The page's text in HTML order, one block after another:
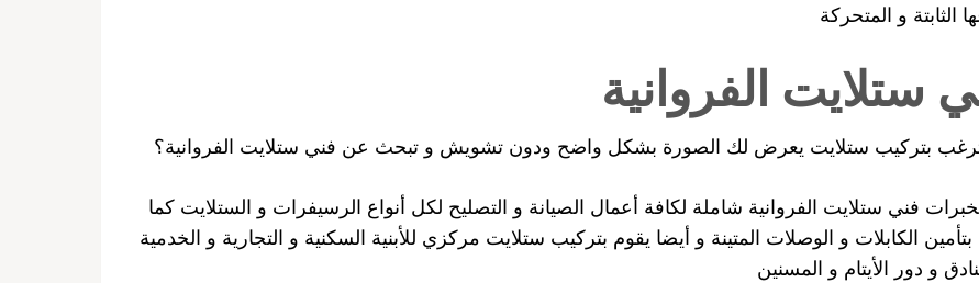
الثابتة و المتحركة
ستلايت الفروانية
بتركيب ستلايت يعرض لك الصورة بشكل واضح ودون تشويش و تبحث عن فني ستلايت الفروانية؟
فني ستلايت الفروانية شاملة لكافة أعمال الصيانة و التصليح لكل أنواع الرسيفرات و الستلايت كما
الكابلات و الوصلات المتينة و أيضا يقوم بتركيب ستلايت مركزي للأبنية السكنية و التجارية و الخدمية
و دور الأيتام و المسنين